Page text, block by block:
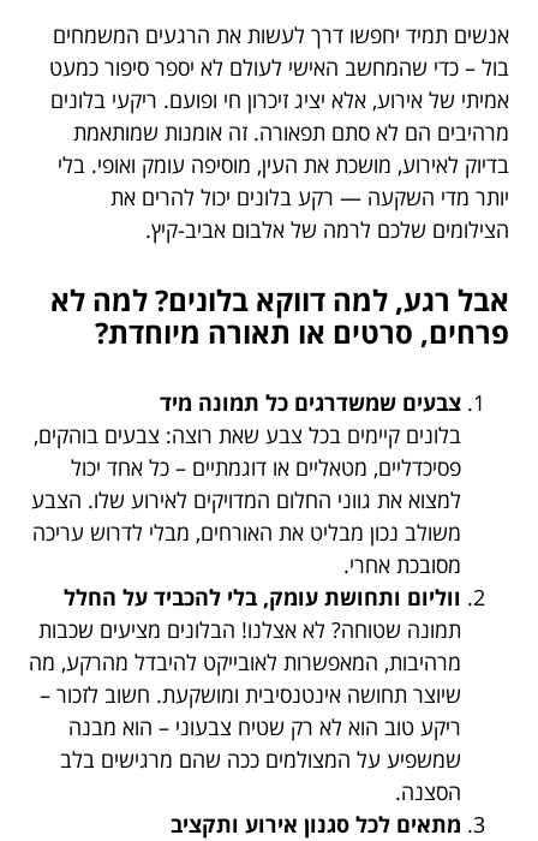
אנשים תמיד יחפשו דרך לעשות את הרגעים המשמחים
בול – כדי שהמחשב האישי לעולם לא יספר סיפור כמעט
אמיתי של אירוע, אלא יציג זיכרון חי ופועם. ריקעי בלונים
מרהיבים הם לא סתם תפאורה. זה אומנות שמותאמת
בדיוק לאירוע, מושכת את העין, מוסיפה עומק ואופי. בלי
יותר מדי השקעה — רקע בלונים יכול להרים את
הצילומים שלכם לרמה של אלבום אביב-קיץ.
אבל רגע, למה דווקא בלונים? למה לא
פרחים, סרטים או תאורה מיוחדת?
צבעים שמשדרגים כל תמונה מיד
בלונים קיימים בכל צבע שאת רוצה: צבעים בוהקים,
פסיכדליים, מטאליים או דוגמתיים – כל אחד יכול
למצוא את גווני החלום המדויקים לאירוע שלו. הצבע
משולב נכון מבליט את האורחים, מבלי לדרוש עריכה
מסובכת אחרי.
ווליום ותחושת עומק, בלי להכביד על החלל
תמונה שטוחה? לא אצלנו! הבלונים מציעים שכבות
מרהיבות, המאפשרות לאובייקט להיבדל מהרקע, מה
שיוצר תחושה אינטנסיבית ומושקעת. חשוב לזכור –
ריקע טוב הוא לא רק שטיח צבעוני – הוא מבנה
שמשפיע על המצולמים ככה שהם מרגישים בלב
הסצנה.
מתאים לכל סגנון אירוע ותקציב